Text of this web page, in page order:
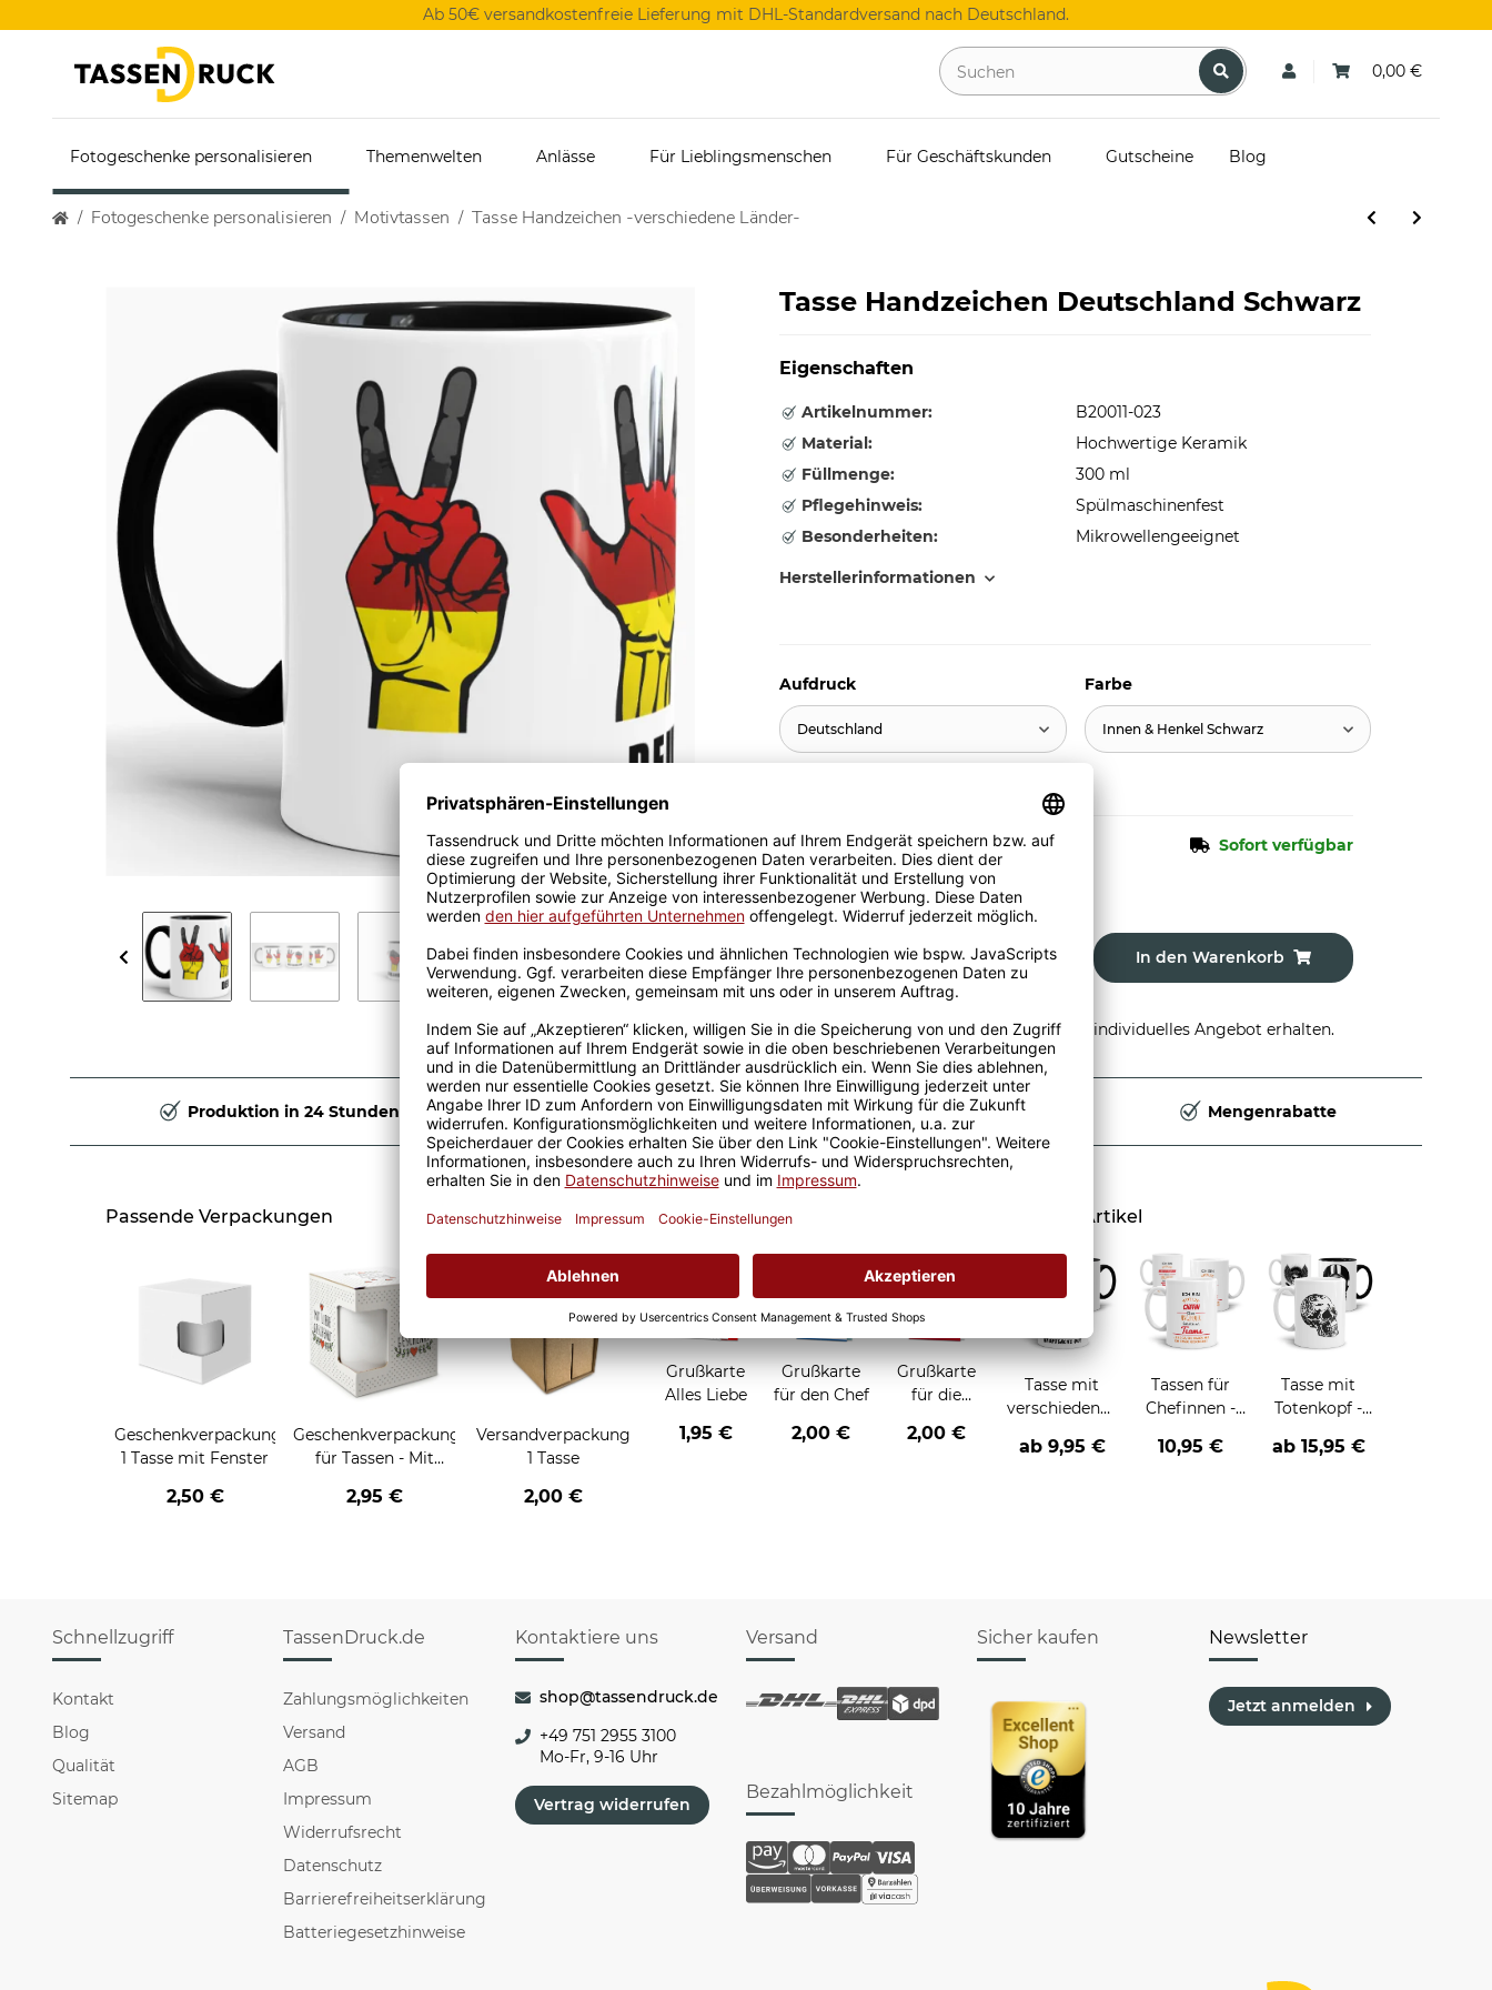
Ab 50€ versandkostenfreie Lieferung mit DHL-Standardversand nach Deutschland.
0,00 €
Fotogeschenke personalisieren Themenwelten Anlässe Für Lieblingsmenschen Für Geschäftskunden Gutscheine Blog
Fotogeschenke personalisieren Motivtassen Tasse Handzeichen -verschiedene Länder-
Tasse Handzeichen Deutschland Schwarz
Eigenschaften
Artikelnummer:
B20011-023
Material:
Hochwertige Keramik
Füllmenge:
300 ml
Pflegehinweis:
Spülmaschinenfest
Besonderheiten:
Mikrowellengeeignet
Herstellerinformationen
Aufdruck
Deutschland
Farbe
Innen & Henkel Schwarz
10,95 € Sofort verfügbar
inkl. 19% MwSt. , zzgl. Versand
Stk In den Warenkorb
Größere Stückzahl? Anfrage stellen und individuelles Angebot erhalten.
Produktion in 24 Stunden Sicherer Kauf Auf Rechnung Produktion in Deutschland Mengenrabatte
Passende Verpackungen
Geschenkverpackung
1 Tasse mit Fenster
2,50 €
Geschenkverpackung
für Tassen - Mit
2,95 €
Versandverpackung
1 Tasse
2,00 €
Grußkarten zum Verschenken
Grußkarte
Alles Liebe
1,95 €
Grußkarte
für den Chef
2,00 €
Grußkarte
für die
2,00 €
Ähnliche Artikel
Tasse mit
verschiedenen
Sprüchen
ab 9,95 €
Tassen für
Chefinnen -
Bezeichnungen
10,95 €
Tasse mit
Totenkopf -
Motive-
ab 15,95 €
Schnellzugriff
Kontakt
Blog
Qualität
Sitemap
TassenDruck.de
Zahlungsmöglichkeiten
Versand
AGB
Impressum
Widerrufsrecht
Datenschutz
Barrierefreiheitserklärung
Batteriegesetzhinweise
Kontaktiere uns
shop@tassendruck.de
+49 751 2955 3100
Mo-Fr, 9-16 Uhr
Vertrag widerrufen
Versand
Bezahlmöglichkeit
Sicher kaufen Newsletter
Jetzt anmelden